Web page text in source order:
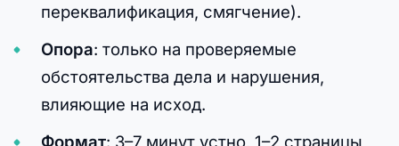
переквалификация, смягчение).
Опора: только на проверяемые
обстоятельства дела и нарушения,
влияющие на исход.
Формат: 3–7 минут устно, 1–2 страницы